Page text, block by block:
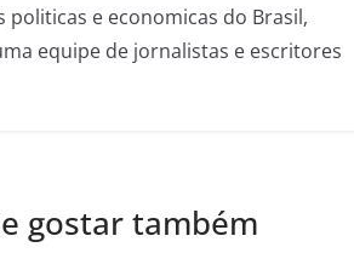
politicas e economicas do Brasil,
equipe de jornalistas e escritores
gostar também